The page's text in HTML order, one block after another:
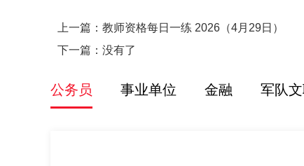
上一篇： 教师资格每日一练 2026（4月29日）
下一篇：没有了
公务员 事业单位 金融 军队